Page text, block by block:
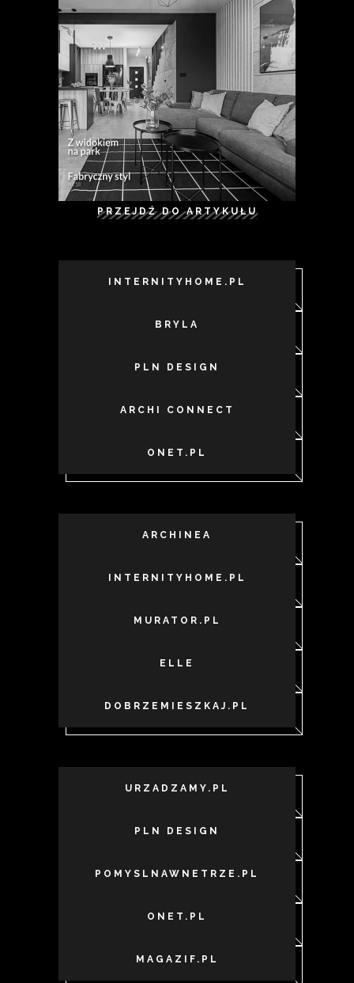
PRZEJDŹ DO ARTYKUŁU
INTERNITYHOME.PL
BRYLA
PLN DESIGN
ARCHI CONNECT
ONET.PL
ARCHINEA
INTERNITYHOME.PL
MURATOR.PL
ELLE
DOBRZEMIESZKAJ.PL
URZADZAMY.PL
PLN DESIGN
POMYSLNAWNETRZE.PL
ONET.PL
MAGAZIF.PL